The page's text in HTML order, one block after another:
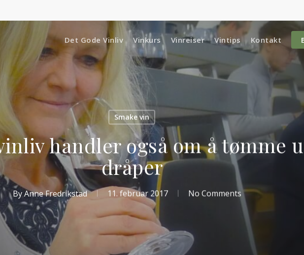
Det Gode Vinliv Vinkurs Vinreiser Vintips Kontakt
Smake vin
handler også om å tømme
dråper
ByAnne Fredrikstad 11. februar 2017 No Comments